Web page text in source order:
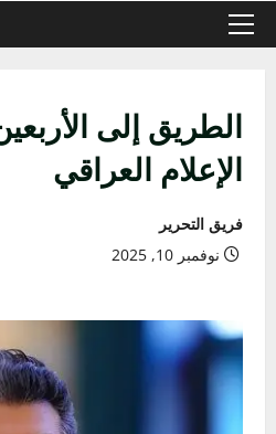
القائمة
الطريق إلى
الإعلام العراقي
فريق التحرير
نوفمبر 10, 2025